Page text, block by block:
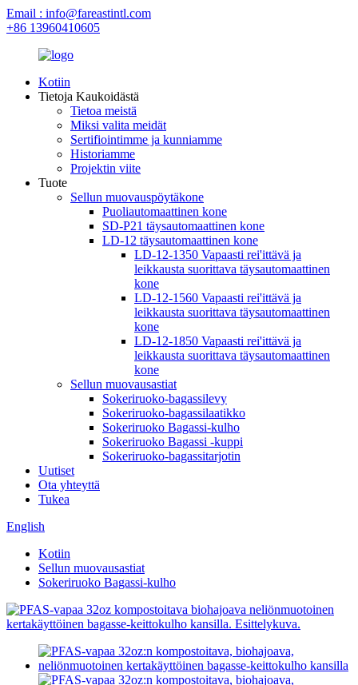
Email : info@fareastintl.com
+86 13960410605
Kotiin
Tietoja Kaukoidästä
Tietoa meistä
Miksi valita meidät
Sertifiointimme ja kunniamme
Historiamme
Projektin viite
Tuote
Sellun muovauspöytäkone
Puoliautomaattinen kone
SD-P21 täysautomaattinen kone
LD-12 täysautomaattinen kone
LD-12-1350 Vapaasti rei'ittävä ja
leikkausta suorittava täysautomaattinen
kone
LD-12-1560 Vapaasti rei'ittävä ja
leikkausta suorittava täysautomaattinen
kone
LD-12-1850 Vapaasti rei'ittävä ja
leikkausta suorittava täysautomaattinen
kone
Sellun muovausastiat
Sokeriruoko-bagassilevy
Sokeriruoko-bagassilaatikko
Sokeriruoko Bagassi-kulho
Sokeriruoko Bagassi -kuppi
Sokeriruoko-bagassitarjotin
Uutiset
Ota yhteyttä
Tukea
English
Kotiin
Sellun muovausastiat
Sokeriruoko Bagassi-kulho